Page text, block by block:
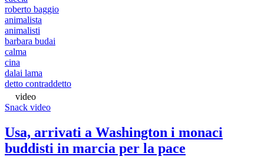
roberto baggio
animalista
animalisti
barbara budai
calma
cina
dalai lama
detto contraddetto
video
Snack video
Usa, arrivati a Washington i monaci
buddisti in marcia per la pace